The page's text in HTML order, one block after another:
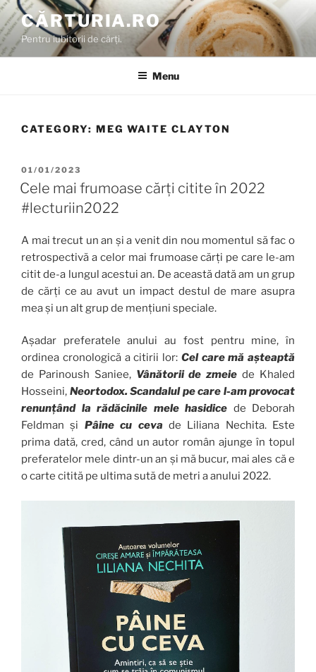
Skip
to
content
CĂRTURIA.RO
Pentru iubitorii de cărți.
Menu
CATEGORY: MEG WAITE CLAYTON
POSTED
ON
01/01/2023
Cele mai frumoase cărți citite în 2022
#lecturiin2022
A mai trecut un an și a venit din nou momentul să fac o
retrospectivă a celor mai frumoase cărți pe care le-am
citit de-a lungul acestui an. De această dată am un grup
de cărți ce au avut un impact destul de mare asupra
mea și un alt grup de mențiuni speciale.
Așadar preferatele anului au fost pentru mine, în
ordinea cronologică a citirii lor: Cel care mă așteaptă
de Parinoush Saniee, Vânătorii de zmeie de Khaled
Hosseini, Neortodox. Scandalul pe care l-am provocat
renunțând la rădăcinile mele hasidice de Deborah
Feldman și Pâine cu ceva de Liliana Nechita. Este
prima dată, cred, când un autor român ajunge în topul
preferatelor mele dintr-un an și mă bucur, mai ales că e
o carte citită pe ultima sută de metri a anului 2022.